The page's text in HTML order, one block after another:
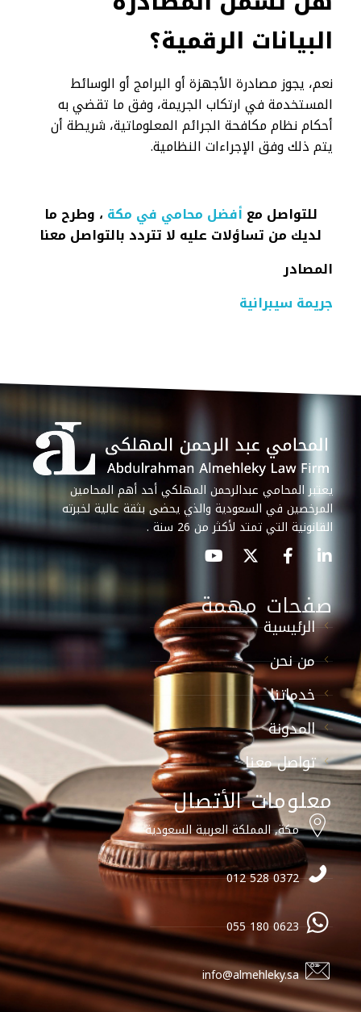
البيانات الرقمية؟
نعم، يجوز مصادرة الأجهزة أو البرامج أو الوسائط
المستخدمة في ارتكاب الجريمة، وفق ما تقضي به
أحكام نظام مكافحة الجرائم المعلوماتية، شريطة أن
يتم ذلك وفق الإجراءات النظامية.
للتواصل مع أفضل محامي في مكة ، وطرح ما
لديك من تساؤلات عليه لا تتردد بالتواصل معنا
المصادر
جريمة سيبرانية
يعتبر المحامي عبدالرحمن المهلكي أحد أهم المحامين
المرخصين في السعودية والذي يحضى بثقة عالية لخبرته
القانونية التي تمتد لأكثر من 26 سنة .
صفحات مهمة
الرئيسية
من نحن
خدماتنا
المدونة
تواصل معنا
معلومات الأتصال
مكة, المملكة العربية السعودية
0372 528 012
0623 180 055
info@almehleky.sa